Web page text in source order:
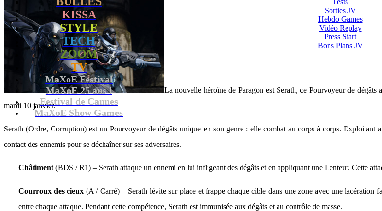
KISSA
STYLE
TECH
ZOOM
TV
MaXoE Festival
MaXoE 25 ans !
Festival de Cannes
MaXoE Show Games
Tests
SortiesJV
Hebdo Games
Vidéo Replay
Press Start
Bons PlansJV
La nouvelle héroïne de Paragon est Serath, ce Pourvoyeur de
mardi 10 janvier.
Serath (Ordre, Corruption) est un Pourvoyeur de dégâts unique en son genre : elle combat au corps à corps. Exploitant
contact des ennemis pour se déchaîner sur ses adversaires.
Châtiment (BDS / R1) – Serath attaque un ennemi en lui infligeant des dégâts et en appliquant une Lenteur. Cette
Courroux des cieux (A / Carré) – Serath lévite sur place et frappe chaque cible dans une zone avec une lacération
entre chaque attaque. Pendant cette compétence, Serath est immunisée aux dégâts et au contrôle de masse.